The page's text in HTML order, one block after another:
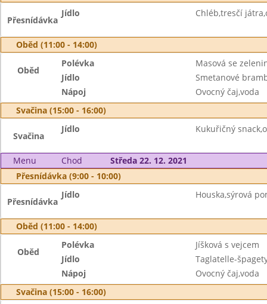
Přesnídávka
Jídlo Chléb,tresčí
Oběd (11:00 - 14:00)
Oběd
Polévka
Masová se
Jídlo
Smetanové
Nápoj
Ovocný čaj,voda
Svačina (15:00 - 16:00)
Svačina
Jídlo Kukuřičný
Menu Chod
Středa 22. 12. 2021
Přesnídávka (9:00 - 10:00)
Přesnídávka
Jídlo Houska,sýrová
Oběd (11:00 - 14:00)
Oběd
Polévka
Jíšková s vejcem
Jídlo
Taglatelle-
Nápoj
Ovocný čaj,voda
Svačina (15:00 - 16:00)